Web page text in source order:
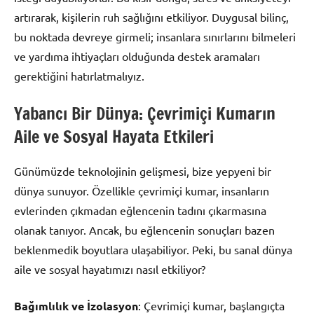
artırarak, kişilerin ruh sağlığını etkiliyor. Duygusal bilinç,
bu noktada devreye girmeli; insanlara sınırlarını bilmeleri
ve yardıma ihtiyaçları olduğunda destek aramaları
gerektiğini hatırlatmalıyız.
Yabancı Bir Dünya: Çevrimiçi Kumarın
Aile ve Sosyal Hayata Etkileri
Günümüzde teknolojinin gelişmesi, bize yepyeni bir
dünya sunuyor. Özellikle çevrimiçi kumar, insanların
evlerinden çıkmadan eğlencenin tadını çıkarmasına
olanak tanıyor. Ancak, bu eğlencenin sonuçları bazen
beklenmedik boyutlara ulaşabiliyor. Peki, bu sanal dünya
aile ve sosyal hayatımızı nasıl etkiliyor?
Bağımlılık ve İzolasyon: Çevrimiçi kumar, başlangıçta